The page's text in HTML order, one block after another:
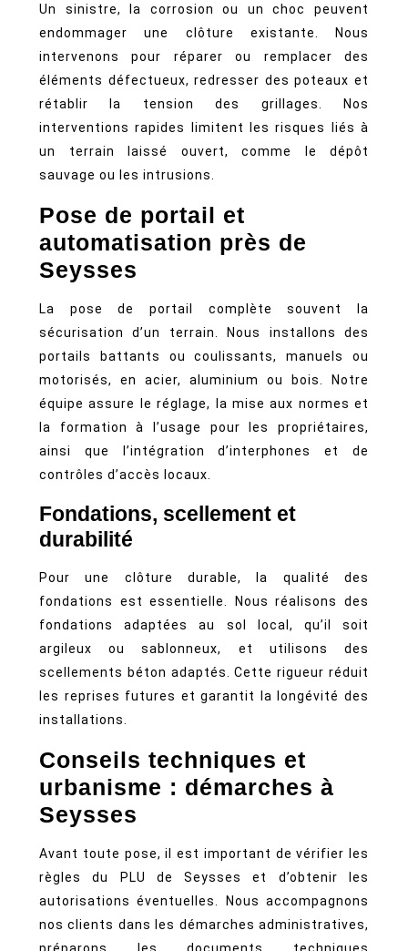
Un sinistre, la corrosion ou un choc peuvent
endommager une clôture existante. Nous
intervenons pour réparer ou remplacer des
éléments défectueux, redresser des poteaux et
rétablir la tension des grillages. Nos
interventions rapides limitent les risques liés à
un terrain laissé ouvert, comme le dépôt
sauvage ou les intrusions.
Pose de portail et
automatisation près de
Seysses
La pose de portail complète souvent la
sécurisation d’un terrain. Nous installons des
portails battants ou coulissants, manuels ou
motorisés, en acier, aluminium ou bois. Notre
équipe assure le réglage, la mise aux normes et
la formation à l’usage pour les propriétaires,
ainsi que l’intégration d’interphones et de
contrôles d’accès locaux.
Fondations, scellement et
durabilité
Pour une clôture durable, la qualité des
fondations est essentielle. Nous réalisons des
fondations adaptées au sol local, qu’il soit
argileux ou sablonneux, et utilisons des
scellements béton adaptés. Cette rigueur réduit
les reprises futures et garantit la longévité des
installations.
Conseils techniques et
urbanisme : démarches à
Seysses
Avant toute pose, il est important de vérifier les
règles du PLU de Seysses et d’obtenir les
autorisations éventuelles. Nous accompagnons
nos clients dans les démarches administratives,